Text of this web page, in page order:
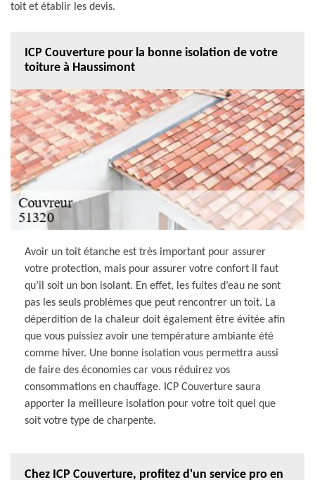
toit et établir les devis.
ICP Couverture pour la bonne isolation de votre
toiture à Haussimont
Avoir un toit étanche est très important pour assurer
votre protection, mais pour assurer votre confort il faut
qu’il soit un bon isolant. En effet, les fuites d’eau ne sont
pas les seuls problèmes que peut rencontrer un toit. La
déperdition de la chaleur doit également être évitée afin
que vous puissiez avoir une température ambiante été
comme hiver. Une bonne isolation vous permettra aussi
de faire des économies car vous réduirez vos
consommations en chauffage. ICP Couverture saura
apporter la meilleure isolation pour votre toit quel que
soit votre type de charpente.
Chez ICP Couverture, profitez d'un service pro en